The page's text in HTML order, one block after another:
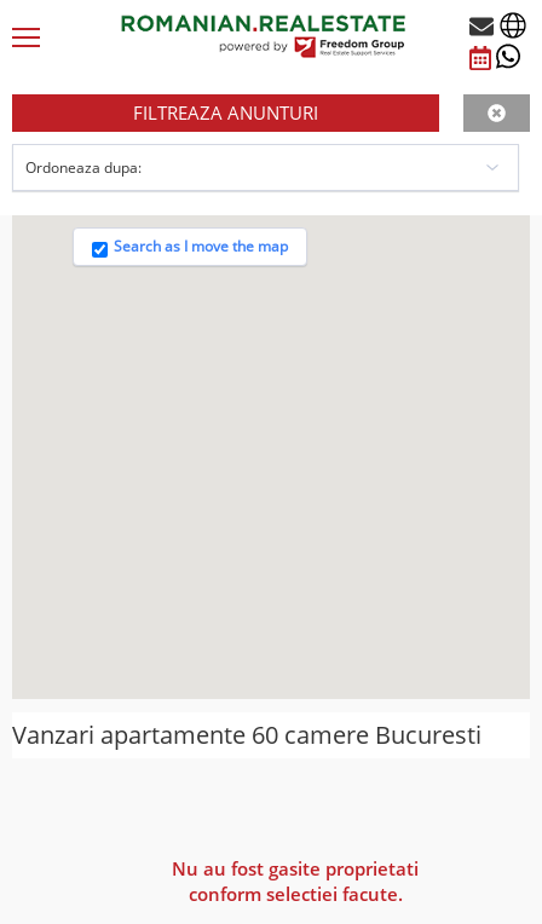
FILTREAZA ANUNTURI
Search as I move the map
Vanzari apartamente 60 camere Bucuresti
Nu au fost gasite proprietati
conform selectiei facute.